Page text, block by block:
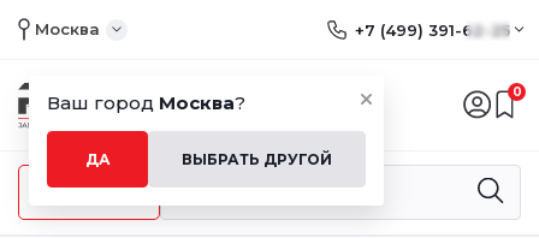
Ваш город Москва?
ДА ВЫБРАТЬ ДРУГОЙ
Москва +7 (499) 391-62-25
0
Меню